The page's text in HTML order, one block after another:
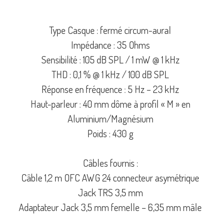
Type Casque : fermé circum-aural
Impédance : 35 Ohms
Sensibilité : 105 dB SPL / 1 mW @ 1 kHz
THD : 0,1 % @ 1 kHz / 100 dB SPL
Réponse en fréquence : 5 Hz – 23 kHz
Haut-parleur : 40 mm dôme à profil « M » en
Aluminium/Magnésium
Poids : 430 g
Câbles fournis :
Câble 1,2 m OFC AWG 24 connecteur asymétrique
Jack TRS 3,5 mm
Adaptateur Jack 3,5 mm femelle – 6,35 mm mâle